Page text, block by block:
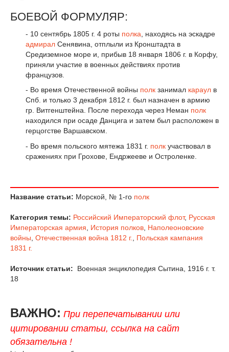
БОЕВОЙ ФОРМУЛЯР:
- 10 сентябрь 1805 г. 4 роты полка , находясь на эскадре
адмирал Сенявина, отплыли из Кронштадта в
Средиземное море и, прибыв 18 января 1806 г. в Корфу,
приняли участие в военных действиях против
французов.
- Во время Отечественной войны полк занимал караул в
Спб. и только 3 декабря 1812 г. был назначен в армию
гр. Витгенштейна. После перехода через Неман полк
находился при осаде Данцига и затем был расположен в
герцогстве Варшавском.
- Во время польского мятежа 1831 г. полк участвовал в
сражениях при Грохове, Ендржееве и Остроленке.
Название статьи: Морской, № 1-го полк
Категория темы: Российский Императорский флот, Русская
Императорская армия
История полков Наполеоновские
войны Отечественная война 1812 г.
Польская кампания
1831 г.
Источник статьи:
Военная энциклопедия Сытина, 1916 г. т.
18
ВАЖНО: При перепечатывании или
цитировании статьи, ссылка на сайт
обязательна !